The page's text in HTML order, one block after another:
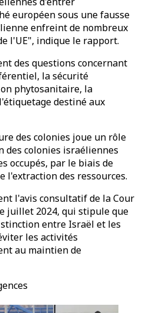
européen sous une fausse
enfreint de nombreux
l'UE", indique le rapport.
des questions concernant
la sécurité
phytosanitaire, la
destiné aux
des colonies joue un rôle
des colonies israéliennes
occupés, par le biais de
des ressources.
l'avis consultatif de la Cour
juillet 2024, qui stipule que
entre Israël et les
les activités
au maintien de